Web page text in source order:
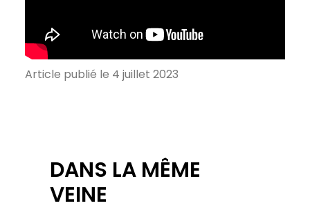
Article publié le 4 juillet 2023
DANS LA MÊME
VEINE